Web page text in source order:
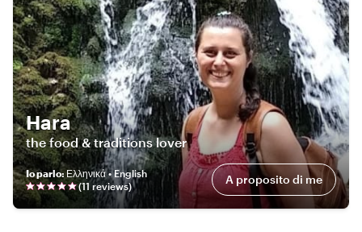
Hara
the food & traditions lover
Io parlo: Ελληνικά • English
(11 reviews) A proposito di me